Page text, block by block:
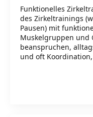
Funktionelles
des Zirkeltrainings
Pausen) mit
Muskelgruppen und
beanspruchen,
und oft